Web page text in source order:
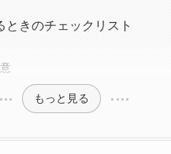
ときのチェックリスト
もっと見る